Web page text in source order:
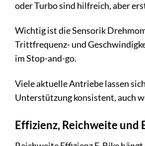
oder Turbo sind hilfreich, aber
Wichtig ist die Sensorik
Trittfrequenz- und
im Stop-and-go.
Viele aktuelle Antriebe lassen
Unterstützung konsistent, auch
Effizienz, Reichweite